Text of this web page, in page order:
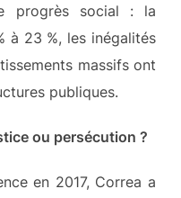
progrès social : la
à 23 %, les inégalités
massifs ont
publiques.
ou persécution ?
en 2017, Correa a